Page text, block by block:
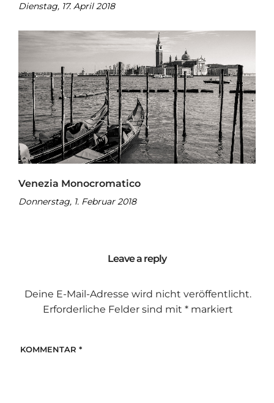
Dienstag, 17. April 2018
Venezia Monocromatico
Donnerstag, 1. Februar 2018
Leave a reply
Deine E-Mail-Adresse wird nicht veröffentlicht.
Erforderliche Felder sind mit *markiert
KOMMENTAR *